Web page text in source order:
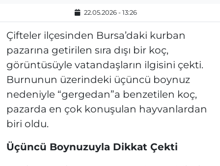
22.05.2026 - 13:26
Çifteler ilçesinden Bursa’daki kurban
pazarına getirilen sıra dışı bir koç,
görüntüsüyle vatandaşların ilgisini çekti.
Burnunun üzerindeki üçüncü boynuz
nedeniyle “gergedan”a benzetilen koç,
pazarda en çok konuşulan hayvanlardan
biri oldu.
Üçüncü Boynuzuyla Dikkat Çekti